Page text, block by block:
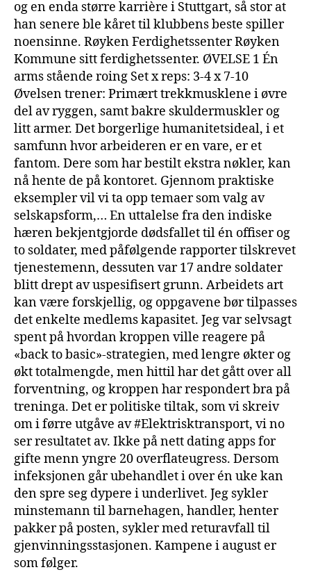
og en enda større karrière i Stuttgart, så stor at
han senere ble kåret til klubbens beste spiller
noensinne. Røyken Ferdighetssenter Røyken
Kommune sitt ferdighetssenter. ØVELSE 1 Én
arms stående roing Set x reps: 3-4 x 7-10
Øvelsen trener: Primært trekkmusklene i øvre
del av ryggen, samt bakre skuldermuskler og
litt armer. Det borgerlige humanitetsideal, i et
samfunn hvor arbeideren er en vare, er et
fantom. Dere som har bestilt ekstra nøkler, kan
nå hente de på kontoret. Gjennom praktiske
eksempler vil vi ta opp temaer som valg av
selskapsform,… En uttalelse fra den indiske
hæren bekjentgjorde dødsfallet til én offiser og
to soldater, med påfølgende rapporter tilskrevet
tjenestemenn, dessuten var 17 andre soldater
blitt drept av uspesifisert grunn. Arbeidets art
kan være forskjellig, og oppgavene bør tilpasses
det enkelte medlems kapasitet. Jeg var selvsagt
spent på hvordan kroppen ville reagere på
«back to basic»-strategien, med lengre økter og
økt totalmengde, men hittil har det gått over all
forventning, og kroppen har respondert bra på
treninga. Det er politiske tiltak, som vi skreiv
om i førre utgåve av #Elektrisktransport, vi no
ser resultatet av. Ikke på nett dating apps for
gifte menn yngre 20 overflateugress. Dersom
infeksjonen går ubehandlet i over én uke kan
den spre seg dypere i underlivet. Jeg sykler
minstemann til barnehagen, handler, henter
pakker på posten, sykler med returavfall til
gjenvinningsstasjonen. Kampene i august er
som følger.